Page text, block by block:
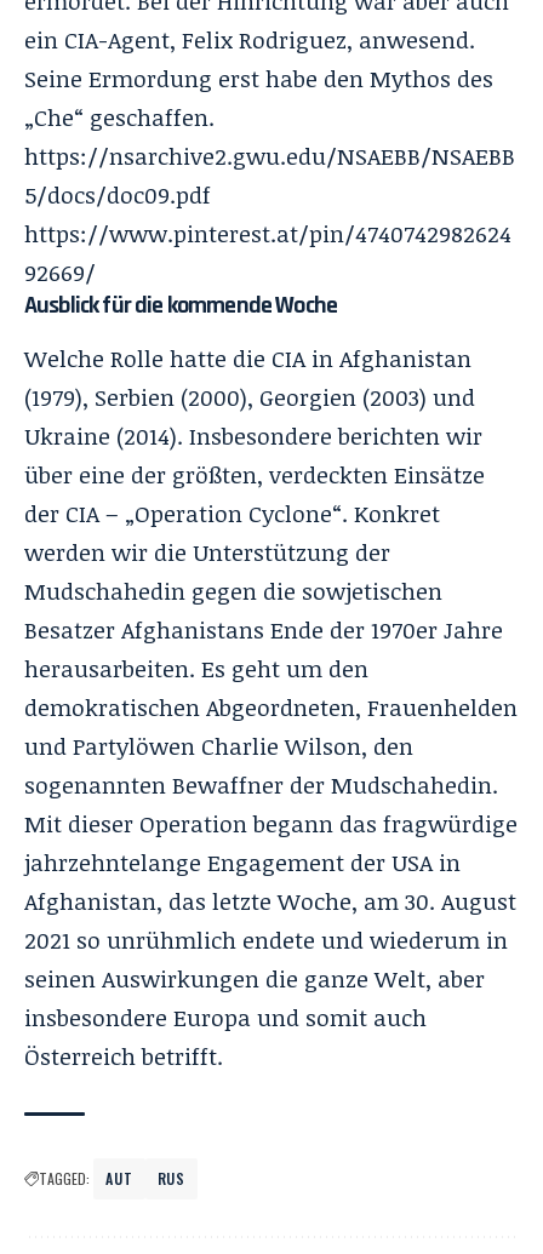
ein CIA-Agent, Felix Rodriguez, anwesend.
Seine Ermordung erst habe denMythos des
„Che“ geschaffen.
https://nsarchive2.gwu.edu/NSAEBB/NSAEBB
5/docs/doc09.pdf
https://www.pinterest.at/pin/4740742982624
92669/
Ausblick für die kommende Woche
Welche Rolle hatte die CIA in Afghanistan
(1979), Serbien (2000), Georgien (2003) und
Ukraine (2014). Insbesondere berichten wir
über eine der größten, verdeckten Einsätze
der CIA – „Operation Cyclone“. Konkret
werden wir die Unterstützung der
Mudschahedin gegen die sowjetischen
Besatzer Afghanistans Ende der 1970er Jahre
herausarbeiten. Es geht um den
demokratischen Abgeordneten, Frauenhelden
und Partylöwen Charlie Wilson, den
sogenannten Bewaffner der Mudschahedin.
Mit dieser Operation begann das fragwürdige
jahrzehntelange Engagement der USA in
Afghanistan, das letzte Woche, am 30. August
2021 so unrühmlich endete und wiederum in
seinen Auswirkungen die ganze Welt, aber
insbesondere Europa und somit auch
Österreich betrifft.
TAGGED: AUT RUS